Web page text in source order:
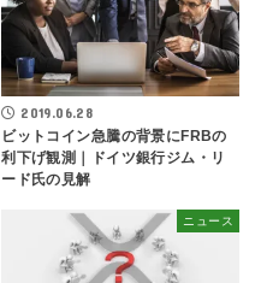
2019.06.28
ビットコイン急騰の背景にFRBの
利下げ観測｜ドイツ銀行ジム・リ
ード氏の見解
ニュース